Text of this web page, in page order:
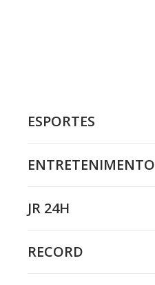
ESPORTES
ENTRETENIMENTO
JR 24H
RECORD